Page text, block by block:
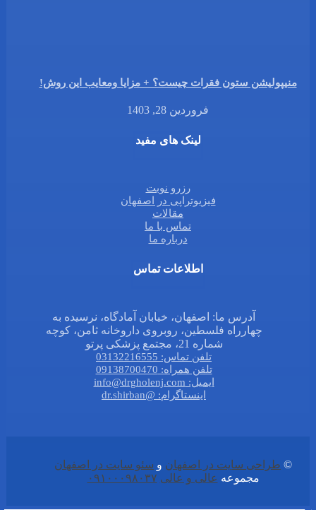
منیپولیشن ستون فقرات چیست؟ + مزایا ومعایب این روش!
فروردین 28, 1403
لینک های مفید
رزرو نوبت
فیزیوتراپی در اصفهان
مقالات
تماس با ما
درباره ما
اطلاعات تماس
آدرس ما: اصفهان، خیابان آمادگاه، نرسیده به
چهارراه فلسطین، روبروی داروخانه ثامن، کوچه
شماره 21، مجتمع پزشکی پرتو
تلفن تماس: 03132216555
تلفن همراه: 09138700470
ایمیل: info@drgholenj.com
اینستاگرام: @dr.shirban
© طراحی سایت در اصفهان و سئو سایت در اصفهان
مجموعه عالی و عالی ۰۹۱۰۰۰۹۸۰۳۷